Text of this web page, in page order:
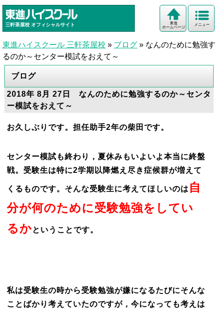
三軒茶屋校 オフィシャルサイト メニュー
東進
ホームページ
東進ハイスクール 三軒茶屋校 » ブログ » なんのために勉強す
るのか～センター模試をおえて～
ブログ
2018年 8月 27日 なんのために勉強するのか～センタ
ー模試をおえて～
お久しぶりです。担任助手2年の柴田です。
センター模試も終わり，夏休みもいよいよ本当に終盤
戦。受験生は特に2学期以降燃え尽き症候群が増えて
くるものです。そんな受験生に考えてほしいのは 自
分が何のために受験勉強をしてい
るかということです。
私は受験生の時から受験勉強が嫌になるたびにそんな
ことばかり考えていたのですが，今になっても考えは